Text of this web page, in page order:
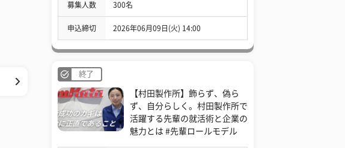
募集人数 300名
申込締切 2026年06月09日(火) 14:00
終了
【村田製作所】飾らず、偽ら
ず、自分らしく。村田製作所で
活躍する先輩の就活術と企業の
魅力とは #先輩ロールモデル